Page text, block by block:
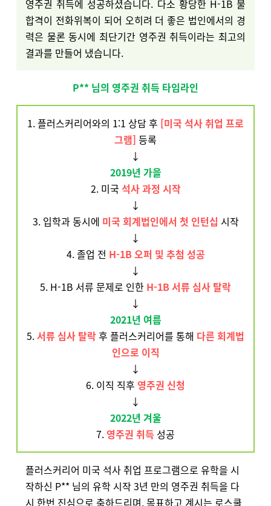
영주권 취득에 성공하셨습니다. 다소 황당한 H-1B 불
합격이 전화위복이 되어 오히려 더 좋은 법인에서의 경
력은 물론 동시에 최단기간 영주권 취득이라는 최고의
결과를 만들어 냈습니다.
P** 님의 영주권 취득 타임라인
1. 플러스커리어와의 1:1 상담 후 [미국 석사 취업 프로
그램] 등록
↓
2019년 가을
2. 미국 석사 과정 시작
↓
3. 입학과 동시에 미국 회계법인에서 첫 인턴십 시작
↓
4. 졸업 전 H-1B 오퍼 및 추첨 성공
↓
5. H-1B 서류 문제로 인한 H-1B 서류 심사 탈락
↓
2021년 여름
5.서류 심사 탈락후 플러스커리어를 통해 다른 회계법
인으로 이직
↓
6. 이직 직후 영주권 신청
↓
2022년 겨울
7. 영주권 취득 성공
플러스커리어 미국 석사 취업 프로그램으로 유학을 시
작하신 P** 님의 유학 시작 3년 만의 영주권 취득을 다
시 한번 진심으로 축하드리며, 목표하고 계시는 로스쿨